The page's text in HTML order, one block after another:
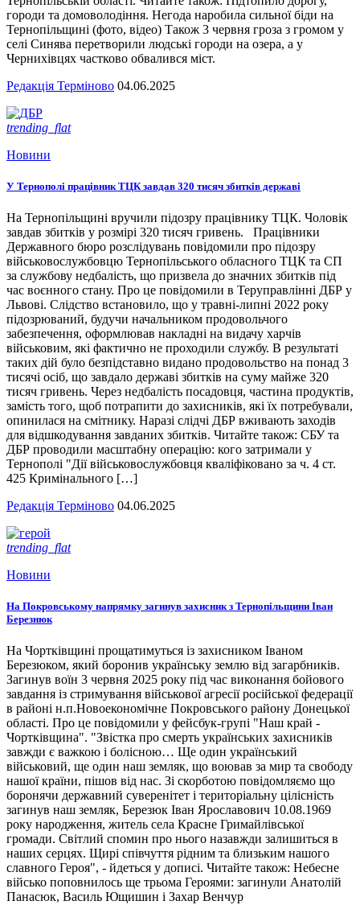
городи та домоволодіння. Негода наробила сильної біди на
Тернопільщині (фото, відео) Також 3 червня гроза з громом у
селі Синява перетворили людські городи на озера, а у
Чернихівцях частково обвалився міст.
Редакція Терміново 04.06.2025
trending_flat
Новини
У Тернополі працівник ТЦК завдав 320 тисяч збитків державі
На Тернопільщині вручили підозру працівнику ТЦК. Чоловік
завдав збитків у розмірі 320 тисяч гривень. Працівники
Державного бюро розслідувань повідомили про підозру
військовослужбовцю Тернопільського обласного ТЦК та СП
за службову недбалість, що призвела до значних збитків під
час воєнного стану. Про це повідомили в Теруправлінні ДБР у
Львові. Слідство встановило, що у травні-липні 2022 року
підозрюваний, будучи начальником продовольчого
забезпечення, оформлював накладні на видачу харчів
військовим, які фактично не проходили службу. В результаті
таких дій було безпідставно видано продовольство на понад 3
тисячі осіб, що завдало державі збитків на суму майже 320
тисяч гривень. Через недбалість посадовця, частина продуктів,
замість того, щоб потрапити до захисників, які їх потребували,
опинилася на смітнику. Наразі слідчі ДБР вживають заходів
для відшкодування завданих збитків. Читайте також: СБУ та
ДБР проводили масштабну операцію: кого затримали у
Тернополі "Дії військовослужбовця кваліфіковано за ч. 4 ст.
425 Кримінального […]
Редакція Терміново 04.06.2025
trending_flat
Новини
На Покровському напрямку загинув захисник з Тернопільщини Іван
Березнюк
На Чортківщині прощатимуться із захисником Іваном
Березюком, який боронив українську землю від загарбників.
Загинув воїн 3 червня 2025 року під час виконання бойового
завдання із стримування військової агресії російської федерації
в районі н.п.Новоекономічне Покровського району Донецької
області. Про це повідомили у фейсбук-групі "Наш край -
Чортківщина". "Звістка про смерть українських захисників
завжди є важкою і болісною… Ще один український
військовий, ще один наш земляк, що воював за мир та свободу
нашої країни, пішов від нас. Зі скорботою повідомляємо що
боронячи державний суверенітет і територіальну цілісність
загинув наш земляк, Березюк Іван Ярославович 10.08.1969
року народження, житель села Красне Гримайлівської
громади. Світлий спомин про нього назавжди залишиться в
наших серцях. Щирі співчуття рідним та близьким нашого
славного Героя", - йдеться у дописі. Читайте також: Небесне
військо поповнилось ще трьома Героями: загинули Анатолій
Панасюк, Василь Ющишин і Захар Венчур